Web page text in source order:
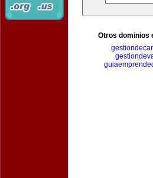
Otros dominios